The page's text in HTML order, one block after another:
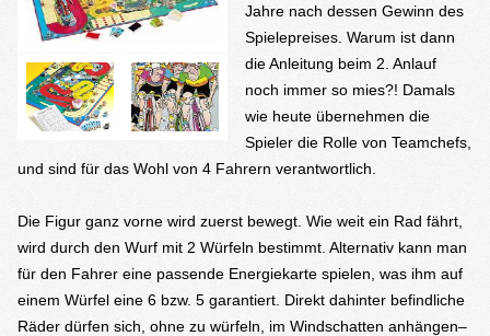
Jahre nach dessen Gewinn des
Spielepreises. Warum ist dann
die Anleitung beim 2. Anlauf
noch immer so mies?! Damals
wie heute übernehmen die
Spieler die Rolle von Teamchefs,
und sind für das Wohl von 4 Fahrern verantwortlich.
Die Figur ganz vorne wird zuerst bewegt. Wie weit ein Rad fährt,
wird durch den Wurf mit 2 Würfeln bestimmt. Alternativ kann man
für den Fahrer eine passende Energiekarte spielen, was ihm auf
einem Würfel eine 6 bzw. 5 garantiert. Direkt dahinter befindliche
Räder dürfen sich, ohne zu würfeln, im Windschatten anhängen–